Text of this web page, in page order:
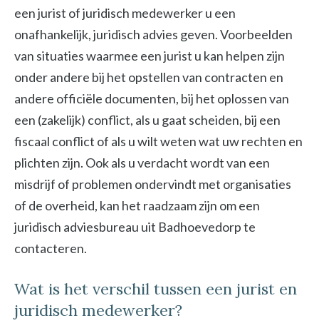
een jurist of juridisch medewerker u een
onafhankelijk, juridisch advies geven. Voorbeelden
van situaties waarmee een jurist u kan helpen zijn
onder andere bij het opstellen van contracten en
andere officiële documenten, bij het oplossen van
een (zakelijk) conflict, als u gaat scheiden, bij een
fiscaal conflict of als u wilt weten wat uw rechten en
plichten zijn. Ook als u verdacht wordt van een
misdrijf of problemen ondervindt met organisaties
of de overheid, kan het raadzaam zijn om een
juridisch adviesbureau uit Badhoevedorp te
contacteren.
Wat is het verschil tussen een jurist en
juridisch medewerker?